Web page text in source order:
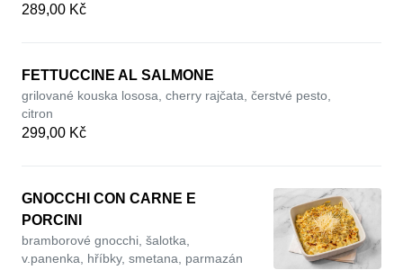
289,00 Kč
FETTUCCINE AL SALMONE
grilované kouska lososa, cherry rajčata, čerstvé pesto,
citron
299,00 Kč
GNOCCHI CON CARNE E
PORCINI
bramborové gnocchi, šalotka,
v.panenka, hříbky, smetana, parmazán